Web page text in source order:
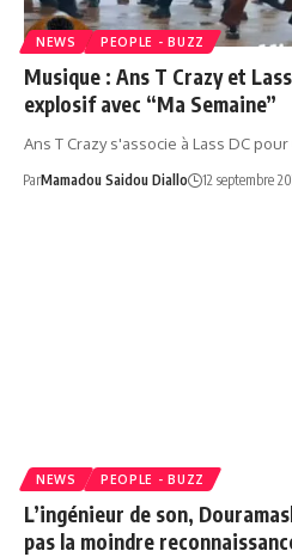
NEWS PEOPLE - BUZZ
Musique : Ans T Crazy et
explosif avec “Ma Semaine”
Ans T Crazy s'associe à Lass DC
ParMamadou Saidou Diallo 12 septembre
NEWS PEOPLE - BUZZ
L’ingénieur de son,
pas la moindre